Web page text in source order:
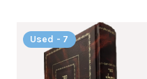
Used - 7